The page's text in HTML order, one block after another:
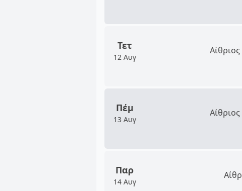
Τετ
12 Αυγ
Πέμ
13 Αυγ
Παρ
14 Αυγ